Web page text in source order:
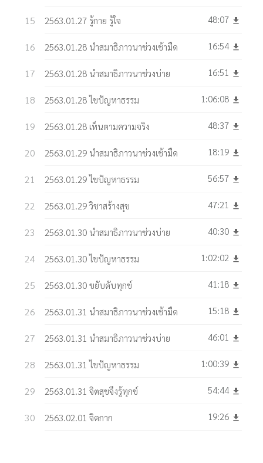
2563.01.27 รู้กาย รู้ใจ 48:07 get_app
2563.01.28 นำสมาธิภาวนาช่วงเช้ามืด 16:54 get_app
2563.01.28 นำสมาธิภาวนาช่วงบ่าย 16:51 get_app
2563.01.28 ไขปัญหาธรรม 1:06:08 get_app
2563.01.28 เห็นตามความจริง 48:37 get_app
2563.01.29 นำสมาธิภาวนาช่วงเช้ามืด 18:19 get_app
2563.01.29 ไขปัญหาธรรม 56:57 get_app
2563.01.29 วิชาสร้างสุข 47:21 get_app
2563.01.30 นำสมาธิภาวนาช่วงบ่าย 40:30 get_app
2563.01.30 ไขปัญหาธรรม 1:02:02 get_app
2563.01.30 ขยับดับทุกข์ 41:18 get_app
2563.01.31 นำสมาธิภาวนาช่วงเช้ามืด 15:18 get_app
2563.01.31 นำสมาธิภาวนาช่วงบ่าย 46:01 get_app
2563.01.31 ไขปัญหาธรรม 1:00:39 get_app
2563.01.31 จิตสุขจึงรู้ทุกข์ 54:44 get_app
2563.02.01 จิตกาก 19:26 get_app